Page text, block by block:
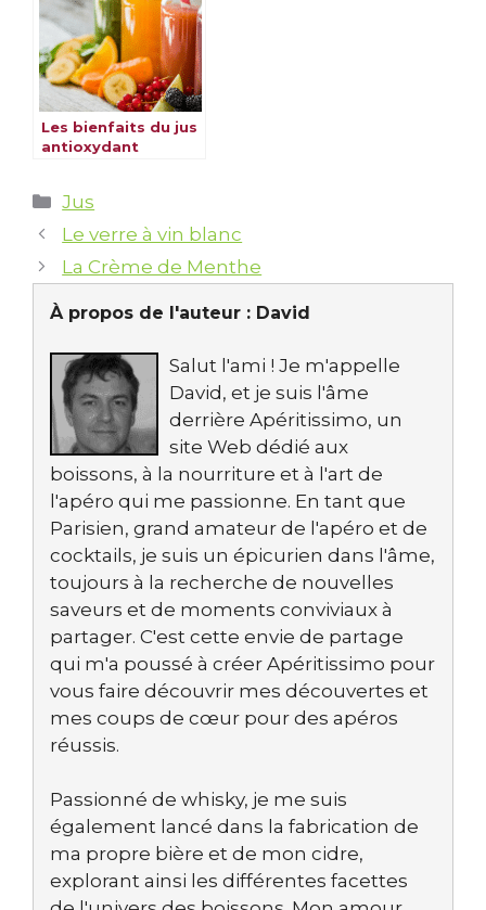
Les bienfaits du jus
antioxydant
Catégories
Jus
Le verre à vin blanc
La Crème de Menthe
À propos de l'auteur : David
Salut l'ami ! Je m'appelle
David, et je suis l'âme
derrière Apéritissimo, un
site Web dédié aux
boissons, à la nourriture et à l'art de
l'apéro qui me passionne. En tant que
Parisien, grand amateur de l'apéro et de
cocktails, je suis un épicurien dans l'âme,
toujours à la recherche de nouvelles
saveurs et de moments conviviaux à
partager. C'est cette envie de partage
qui m'a poussé à créer Apéritissimo pour
vous faire découvrir mes découvertes et
mes coups de cœur pour des apéros
réussis.
Passionné de whisky, je me suis
également lancé dans la fabrication de
ma propre bière et de mon cidre,
explorant ainsi les différentes facettes